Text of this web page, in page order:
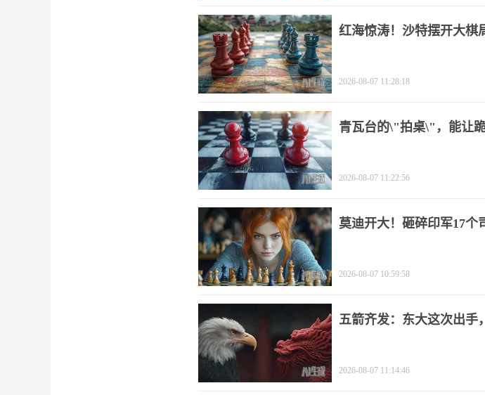
红海惊涛！沙特摆开大棋
2026-08-07 11:28:18
青瓦台的\"拍桌\"，能让
2026-08-07 11:22:56
莫迪开大！砸碎印军17个
2026-08-07 10:59:58
五箭齐发：东大这次出手
2026-08-07 11:14:46